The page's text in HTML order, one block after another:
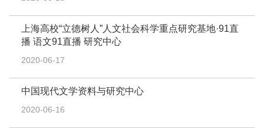
上海高校“立德树人”人文社会科学重点研究基地·91直
播 语文91直播 研究中心
2020-06-17
中国现代文学资料与研究中心
2020-06-16